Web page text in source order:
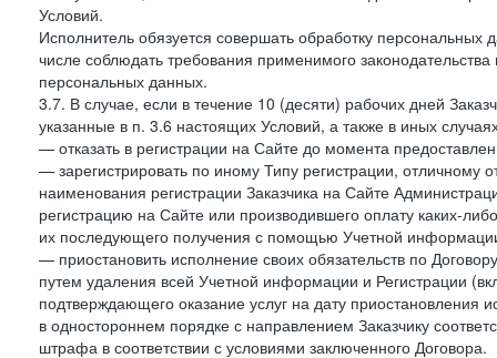
Условий.
Исполнитель обязуется совершать обработку
числе соблюдать требования применимого
персональных данных.
3.7. В случае, если в течение 10 (десяти) рабочих дней
указанные в п. 3.6 настоящих Условий, а также в иных
— отказать в регистрации на Сайте до момента
— зарегистрировать по иному Типу регистрации, отличному
наименования регистрации Заказчика на Сайте
регистрацию на Сайте или производившего оплату каких-
их последующего получения с помощью Учетной
— приостановить исполнение своих обязательств по
путем удаления всей Учетной информации и Регистрации
подтверждающего оказание услуг на дату приостановления
в одностороннем порядке с направлением Заказчику
штрафа в соответствии с условиями заключенного Договора.